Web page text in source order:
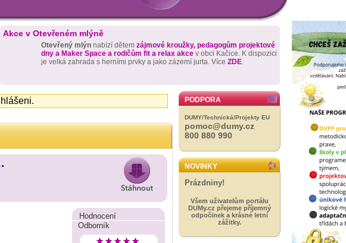
Akce v Otevřeném mlýně
Otevřený mlýn nabízí dětem zájmové kroužky, pedagogům projektové
dny a Maker Space a rodičům fit a relax akce v obci Kačice. K dispozici
je velká zahrada s herními prvky a jako zázemí jurta. Více ZDE.
Hodnocení
Odborník
PODPORA
DUMY/Technická/Projekty EU
pomoc@dumy.cz
800 880 990
NOVINKY
Prázdniny!
Všem uživatelům portálu
DUMy.cz přejeme příjemný
odpočinek a krásné letní
zážitky.